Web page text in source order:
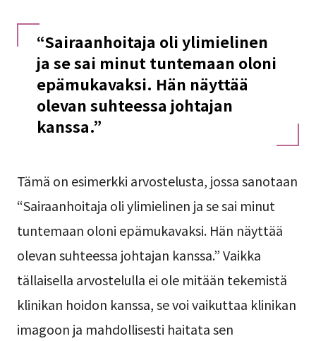
“Sairaanhoitaja oli ylimielinen
ja se sai minut tuntemaan oloni
epämukavaksi. Hän näyttää
olevan suhteessa johtajan
kanssa.”
Tämä on esimerkki arvostelusta, jossa sanotaan
“Sairaanhoitaja oli ylimielinen ja se sai minut
tuntemaan oloni epämukavaksi. Hän näyttää
olevan suhteessa johtajan kanssa.” Vaikka
tällaisella arvostelulla ei ole mitään tekemistä
klinikan hoidon kanssa, se voi vaikuttaa klinikan
imagoon ja mahdollisesti haitata sen